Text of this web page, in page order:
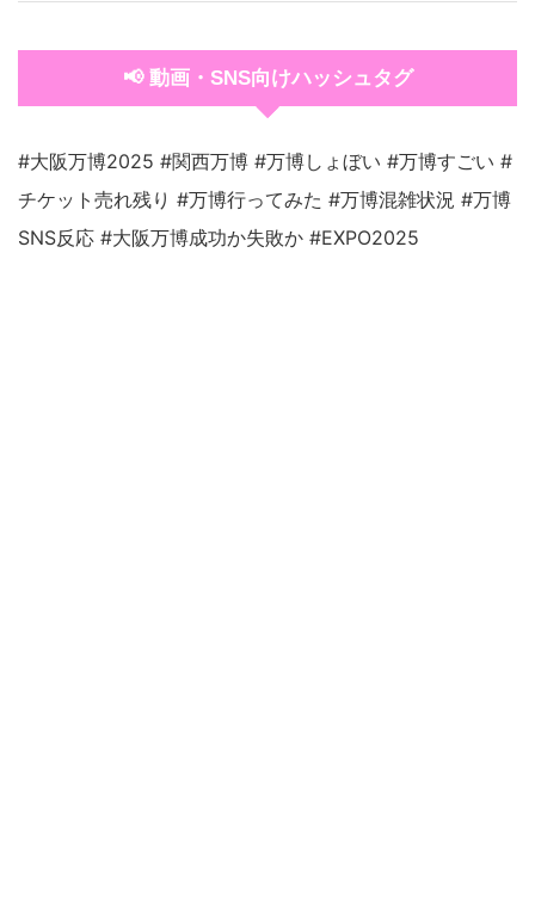
📢 動画・SNS向けハッシュタグ
#大阪万博2025 #関西万博 #万博しょぼい #万博すごい #
チケット売れ残り #万博行ってみた #万博混雑状況 #万博
SNS反応 #大阪万博成功か失敗か #EXPO2025